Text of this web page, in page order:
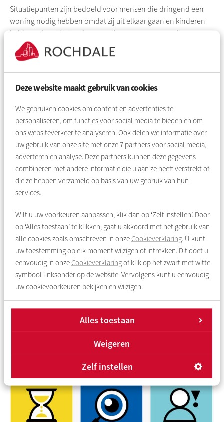
Deze website maakt gebruik van cookies
We gebruiken cookies om content en advertenties te
personaliseren, om functies voor social media te bieden en om
ons websiteverkeer te analyseren. Ook delen we informatie over
uw gebruik van onze site met onze7 partners voor social media,
adverteren en analyse. Deze partners kunnen deze gegevens
combineren met andere informatie die u aan ze heeft verstrekt of
die ze hebben verzameld op basis van uw gebruik van hun
services.
Wilt u uw voorkeuren aanpassen, klik dan op ‘Zelf instellen’. Door
op ‘Alles toestaan’ te klikken, gaat u akkoord met het gebruik van
alle cookies zoals omschreven in onze Cookieverklaring. U kunt
uw toestemming op elk moment wijzigen of intrekken. Dit doet u
eenvoudig in onze Cookieverklaringof klik op het zwart met witte
symbool linksonder op de website. Vervolgens kunt u eenvoudig
uw cookievoorkeuren bekijken en wijzigen.
Alles toestaan
Weigeren
Zelf instellen
Situatiepunten zijn bedoeld voor mensen die dringend een
woning nodig hebben omdat zij uit elkaar gaan en kinderen
hebben of met het gezin ergens inwonen en geen eigen
woning hebben. Situatiepunten zijn er ook voor
pleegjongeren of een Wmo-ondersteuning
Startpunten zijn alleen voor jongeren met een
jongerencontract die wonen in Amsterdam of Zaanstad. Als
hun contract binnen zes maanden afloopt kunnen zijn
éénmalig 10 startpunten krijgen. Voorwaarde is wel dat zij zelf
voor die tijd genoeg hebben gedaan om een woning te
vinden.
Op-en afbouw van punten
die niet reageren op woningen of afspraken niet nakomen. Zij
kunnen punten kwijtraken. Meestal is dat 1 zoekpunt.
Bijvoorbeeld als een woningzoekende langere tijd niet
reageert op woningen, een afspraak voor een bezichtiging
niet nakomt of een woning weigert. De gevolgen zijn groter als
dit vaker gebeurt. Dan kan een woningzoekende ook alle
punten kwijtraken. Wachtpunten zijn een uitzondering. Die
www.socialehuurwoningzoeken.nl